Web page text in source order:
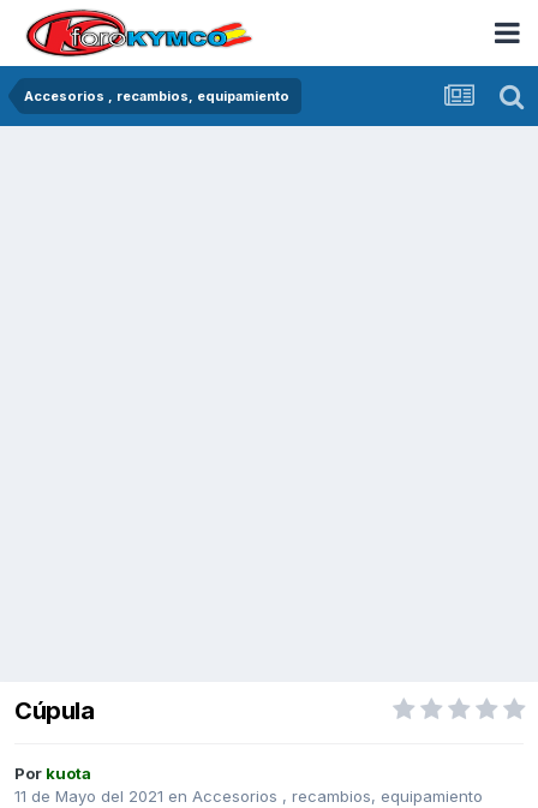
Accesorios , recambios, equipamiento
Cúpula
Por kuota
11 de Mayo del 2021 en Accesorios , recambios, equipamiento